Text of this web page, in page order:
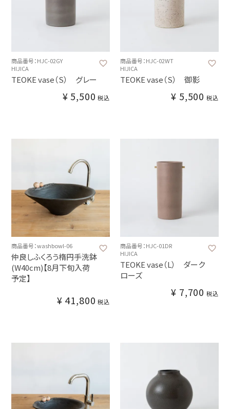
商品番号：HJC-02GY
HIJICA
TEOKE vase（S） グレー
¥ 5,500 税込
商品番号：HJC-02WT
HIJICA
TEOKE vase（S） 御影
¥ 5,500 税込
商品番号：washbowl-06
仲良しふくろう楕円手洗鉢
(W40cm)【8月下旬入荷
予定】
¥ 41,800 税込
商品番号：HJC-01DR
HIJICA
TEOKE vase（L） ダーク
ローズ
¥ 7,700 税込